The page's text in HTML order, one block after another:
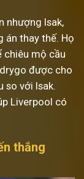
nhượng Isak,
án thay thế. Họ
chiêu mộ cầu
được cho
so với Isak.
Liverpool có
thắng